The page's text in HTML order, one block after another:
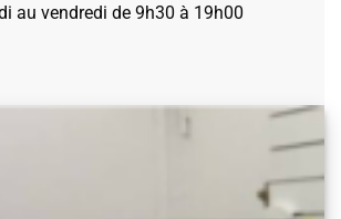
au vendredi de 9h30 à 19h00